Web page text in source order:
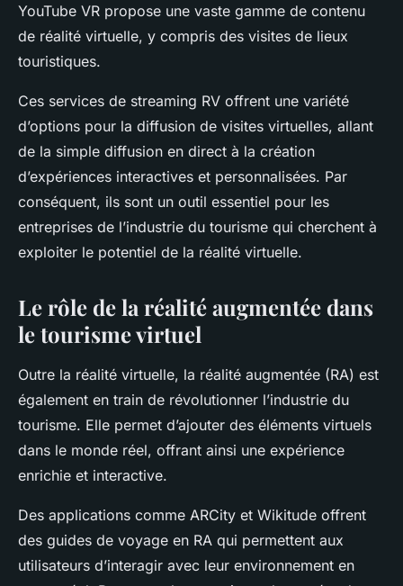
YouTube VR propose une vaste gamme de contenu
de réalité virtuelle, y compris des visites de lieux
touristiques.
Ces services de streaming RV offrent une variété
d’options pour la diffusion de visites virtuelles, allant
de la simple diffusion en direct à la création
d’expériences interactives et personnalisées. Par
conséquent, ils sont un outil essentiel pour les
entreprises de l’industrie du tourisme qui cherchent à
exploiter le potentiel de la réalité virtuelle.
Le rôle de la réalité augmentée dans
le tourisme virtuel
Outre la réalité virtuelle, la réalité augmentée (RA) est
également en train de révolutionner l’industrie du
tourisme. Elle permet d’ajouter des éléments virtuels
dans le monde réel, offrant ainsi une expérience
enrichie et interactive.
Des applications comme ARCity et Wikitude offrent
des guides de voyage en RA qui permettent aux
utilisateurs d’interagir avec leur environnement en